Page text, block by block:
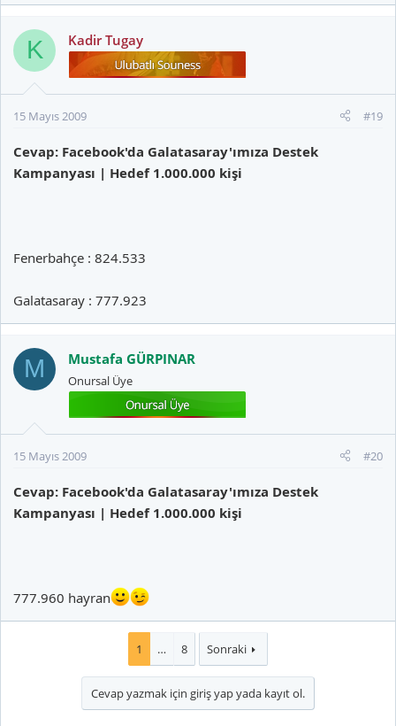
K Kadir Tugay
15 Mayıs 2009 #19
Cevap: Facebook'da Galatasaray'ımıza Destek
Kampanyası | Hedef 1.000.000 kişi
Fenerbahçe : 824.533
Galatasaray : 777.923
M Mustafa GÜRPINAR
Onursal Üye
15 Mayıs 2009 #20
Cevap: Facebook'da Galatasaray'ımıza Destek
Kampanyası | Hedef 1.000.000 kişi
777.960 hayran
1 … 8 Sonraki
Cevap yazmak için giriş yap yada kayıt ol.